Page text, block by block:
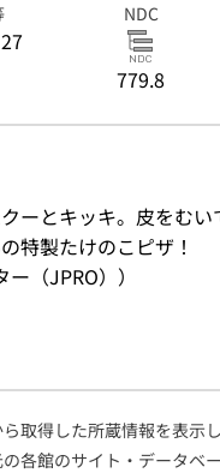
NDC
779.8
ーとキッキ。皮をむい
特製たけのこピザ！
（JPRO））
取得した所蔵情報を表示し
各館のサイト・データ